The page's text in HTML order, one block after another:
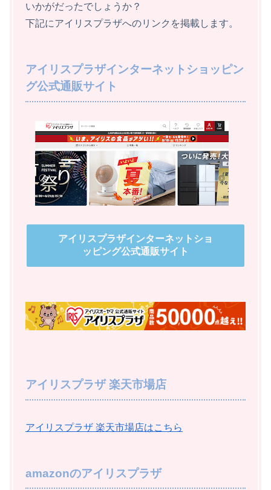
いかがだったでしょうか？
下記にアイリスプラザへのリンクを掲載します。
アイリスプラザインターネットショッピン
グ公式通販サイト
アイリスプラザインターネットショ
ッピング公式通販サイト
アイリスプラザ 楽天市場店
アイリスプラザ 楽天市場店はこちら
amazonのアイリスプラザ